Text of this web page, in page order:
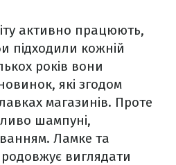
активно працюють,
підходили кожній
років вони
які згодом
магазинів. Проте
шампуні,
Ламке та
виглядати